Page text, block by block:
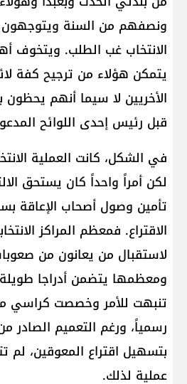
ونصفهم من السنة
الانتخاب غب الطلب. ويتخوف
يتمكن هؤلاء من ترجيح كفة
الأخريين لا سيما أنهم يحظون
قبل رئيس إحدى اللوائح
في الشكل، كانت العملية
لكن أمراً واحداً كان يستحق
تأمين وصول أصحاب الإعاقة
الاقتراع. فمعظم المراكز
لاستقبال من يعانون من
ومعظمها يتضمن أدراجا
تنبهت للأمر وخصصت كراسي
رسمياً، ورغم التعميم الصادر
بتسهيل اقتراع المعوقين، لم
عملية لذلك.